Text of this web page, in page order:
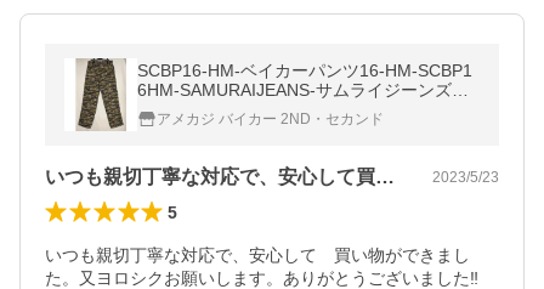
SCBP16-HM-ベイカーパンツ16-HM-SCBP1
6HM-SAMURAIJEANS-サムライジーンズデ
ニムジーンズ-サムライ倶楽部パンツ-迷彩柄
アメカジ バイカー 2ND・セカンド
いつも親切丁寧な対応で、安心して買い物… 2023/5/23
5
いつも親切丁寧な対応で、安心して　買い物ができまし
た。又ヨロシクお願いします。ありがとうございました‼️